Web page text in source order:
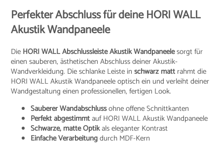
Perfekter Abschluss für deine HORI WALL
Akustik Wandpaneele
Die HORI WALL Abschlussleiste Akustik Wandpaneelesorgt für
einen sauberen, ästhetischen Abschluss deiner Akustik-
Wandverkleidung. Die schlanke Leiste inschwarz matt rahmt die
HORI WALL Akustik Wandpaneele optisch ein und verleiht deiner
Wandgestaltung einen professionellen, fertigen Look.
Sauberer Wandabschlussohne offene Schnittkanten
Perfekt abgestimmtauf HORI WALL Akustik Wandpaneele
Schwarze, matte Optikals eleganter Kontrast
Einfache Verarbeitungdurch MDF-Kern